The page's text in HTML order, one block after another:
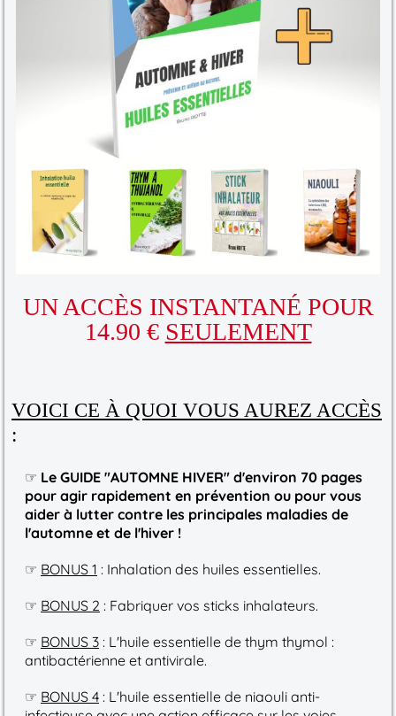
UN ACCÈS INSTANTANÉ POUR
14.90 € SEULEMENT
VOICI CE À QUOI VOUS AUREZ ACCÈS
:
☞ Le GUIDE "AUTOMNE HIVER" d'environ 70 pages
pour agir rapidement en prévention ou pour vous
aider à lutter contre les principales maladies de
l'automne et de l'hiver !
☞ BONUS 1 : Inhalation des huiles essentielles.
☞ BONUS 2 : Fabriquer vos sticks inhalateurs.
☞ BONUS 3 : L'huile essentielle de thym thymol :
antibactérienne et antivirale.
☞ BONUS 4 : L'huile essentielle de niaouli anti-